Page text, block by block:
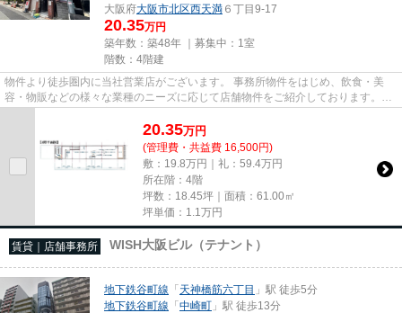
大阪府大阪市北区西天満 ６丁目9-17
20.35万円
築年数：築48年 ｜募集中： 1室
階数：4階建
物件より徒歩圏内に当社営業店がございます。 事務所物件をはじめ、飲食・美
容・物販などの様々な業種のニーズに応じて店舗物件をご紹介しております。
尚、弊社ではおとり広告は一切...
20.35万円
(管理費・共益費 16,500円)
敷：19.8万円｜礼：59.4万円
所在階：4階
坪数：18.45坪｜面積：61.00㎡
坪単価： 1.1 万円
賃貸｜店舗事務所 WISH大阪ビル（テナント）
地下鉄谷町線 「天神橋筋六丁目 」駅 徒歩5分
地下鉄谷町線 「中崎町 」駅 徒歩13分